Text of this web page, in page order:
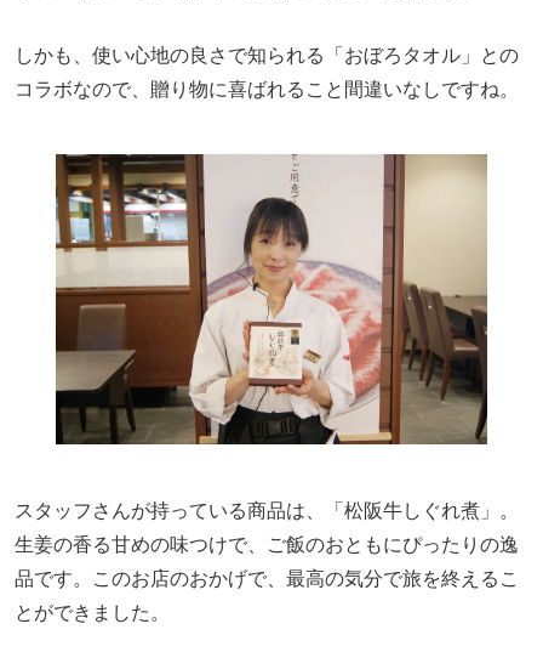
しかも、使い心地の良さで知られる「おぼろタオル」との
コラボなので、贈り物に喜ばれること間違いなしですね。
スタッフさんが持っている商品は、「松阪牛しぐれ煮」。
生姜の香る甘めの味つけで、ご飯のおともにぴったりの逸
品です。このお店のおかげで、最高の気分で旅を終えるこ
とができました。